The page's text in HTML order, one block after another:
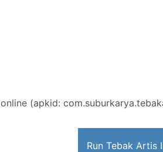
online (apkid:
Run Tebak Artis